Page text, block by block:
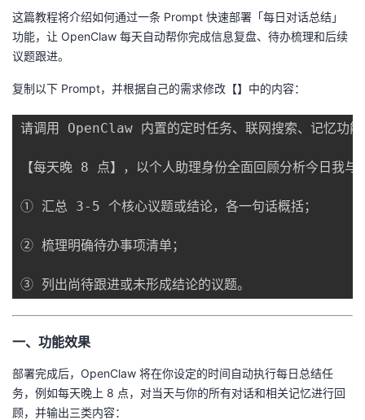
者
学
堂
我
的
课
程
我
的
认
证
我
的
实
我
的
藏
支
持
我
的
技
术
支
持
我
的
云
声
建
这篇教程将介绍如何通过一条 Prompt 快速部署「每日对话总结」
功能，让 OpenClaw 每天自动帮你完成信息复盘、待办梳理和后续
议题跟进。
复制以下 Prompt，并根据自己的需求修改【】中的内容：
请调用 OpenClaw 内置的定时任务、联网搜索、记忆功能
【每天晚 8 点】，以个人助理身份全面回顾分析今日我与
① 汇总 3-5 个核心议题或结论，各一句话概括；
② 梳理明确待办事项清单；
一、功能效果
部署完成后，OpenClaw 将在你设定的时间自动执行每日总结任
务，例如每天晚上 8 点，对当天与你的所有对话和相关记忆进行回
顾，并输出三类内容：